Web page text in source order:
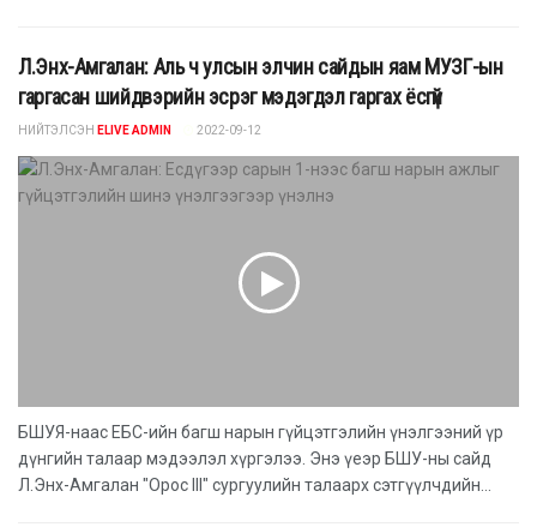
Л.Энх-Амгалан: Аль ч улсын элчин сайдын яам МУЗГ-ын
гаргасан шийдвэрийн эсрэг мэдэгдэл гаргах ёсгүй
НИЙТЭЛСЭН ELIVE ADMIN 2022-09-12
БШУЯ-наас ЕБС-ийн багш нарын гүйцэтгэлийн үнэлгээний үр
дүнгийн талаар мэдээлэл хүргэлээ. Энэ үеэр БШУ-ны сайд
Л.Энх-Амгалан "Орос III" сургуулийн талаарх сэтгүүлчдийн...